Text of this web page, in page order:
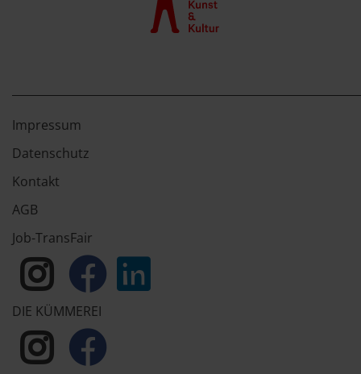
Impressum
Datenschutz
Kontakt
AGB
Job-TransFair
DIE KÜMMEREI